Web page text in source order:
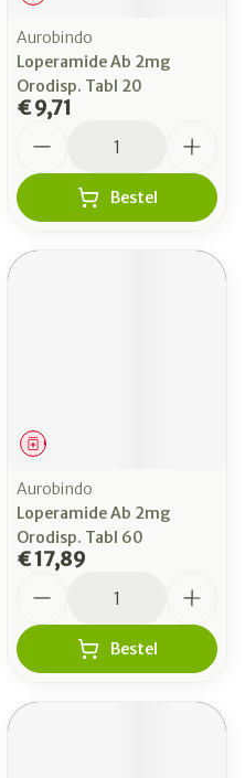
Aurobindo
Loperamide Ab 2mg
Orodisp. Tabl 20
€ 9,71
Bestel
Geneesmiddel
Aurobindo
Loperamide Ab 2mg
Orodisp. Tabl 60
€ 17,89
Bestel